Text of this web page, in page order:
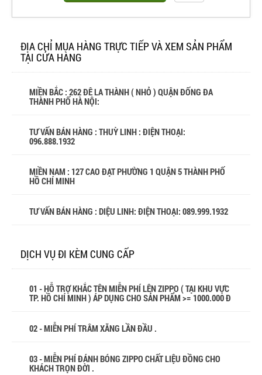
ĐỊA CHỈ MUA HÀNG TRỰC TIẾP VÀ XEM SẢN PHẨM
TẠI CỬA HÀNG
MIỀN BẮC : 262 ĐÊ LA THÀNH ( NHỎ ) QUẬN ĐỐNG ĐA
THÀNH PHỐ HÀ NỘI:
TƯ VẤN BÁN HÀNG : THUỲ LINH : ĐIỆN THOẠI:
096.888.1932
MIỀN NAM : 127 CAO ĐẠT PHƯỜNG 1 QUẬN 5 THÀNH PHỐ
HỒ CHÍ MINH
TƯ VẤN BÁN HÀNG : DIỆU LINH: ĐIỆN THOẠI: 089.999.1932
DỊCH VỤ ĐI KÈM CUNG CẤP
01 - HỖ TRỢ KHẮC TÊN MIỄN PHÍ LÊN ZIPPO ( TẠI KHU VỰC
TP. HỒ CHÍ MINH ) ÁP DỤNG CHO SẢN PHẨM >= 1000.000 Đ
02 - MIỄN PHÍ TRÂM XĂNG LẦN ĐẦU .
03 - MIỄN PHÍ ĐÁNH BÓNG ZIPPO CHẤT LIỆU ĐỒNG CHO
KHÁCH TRỌN ĐỜI .